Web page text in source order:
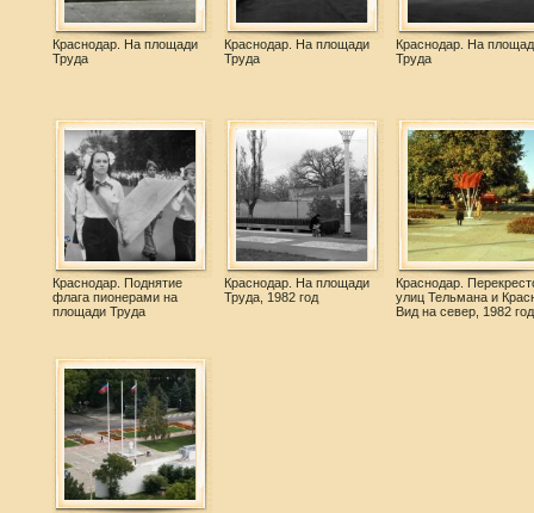
Краснодар. На площади
Труда
Краснодар. На площади
Труда
Краснодар. На
Труда
Краснодар. Поднятие
флага пионерами на
площади Труда
Краснодар. На площади
Труда, 1982 год
Краснодар.
улиц Тельмана и
Вид на север, 1982 год